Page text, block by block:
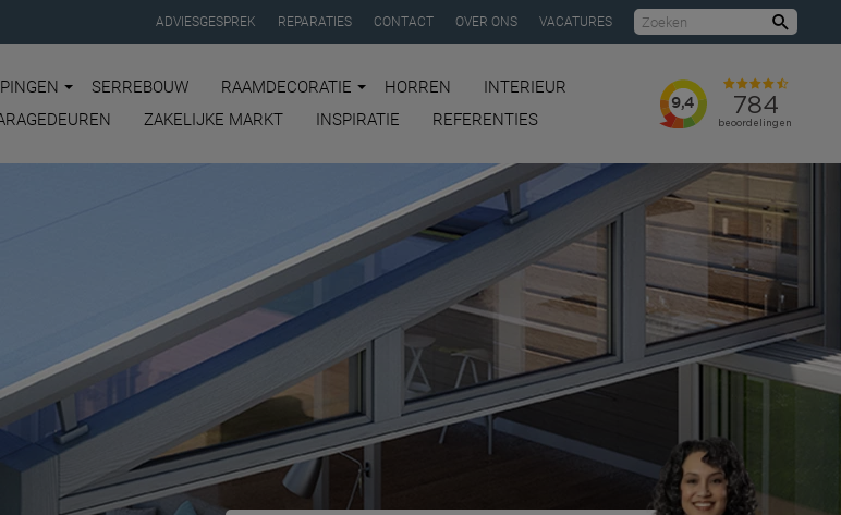
ADVIESGESPREK REPARATIES CONTACT OVER ONS VACATURES
SERREBOUW RAAMDECORATIE HORREN
INTERIEUR
ZAKELIJKE MARKT INSPIRATIE REFERENTIES